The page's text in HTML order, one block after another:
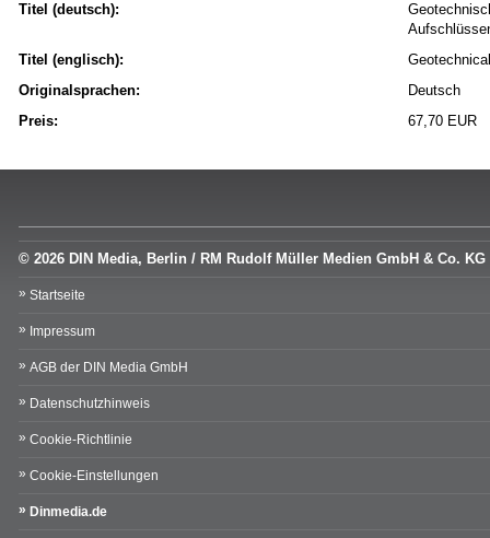
Titel (deutsch):
Titel (englisch):
Originalsprachen:
Deutsch
Preis:
67,70 EUR
© 2026 DIN Media, Berlin / RM Rudolf Müller Medien GmbH & Co. KG
Startseite
Impressum
AGB der DIN Media GmbH
Datenschutzhinweis
Cookie-Richtlinie
Cookie-Einstellungen
Dinmedia.de